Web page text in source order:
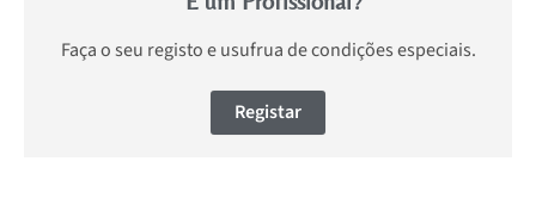
Faça o seu registo e usufrua de condições especiais.
Registar